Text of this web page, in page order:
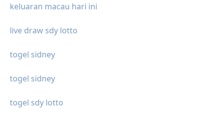
keluaran macau hari ini
live draw sdy lotto
togel sidney
togel sidney
togel sdy lotto